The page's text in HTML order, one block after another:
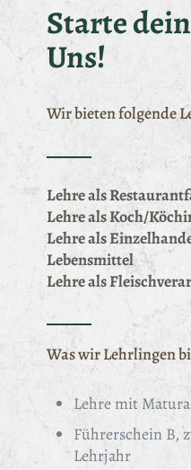
Starte
Uns!
Wir bieten folgende
Lehre als
Lehre als Koch/
Lehre als
Lebensmittel
Lehre als
Was wir Lehrlingen
Lehre mit Matura
Führerschein B,
Lehrjahr